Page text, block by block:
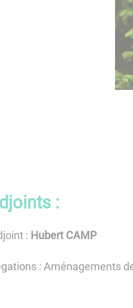
:
: Hubert CAMP
: Aménagements de